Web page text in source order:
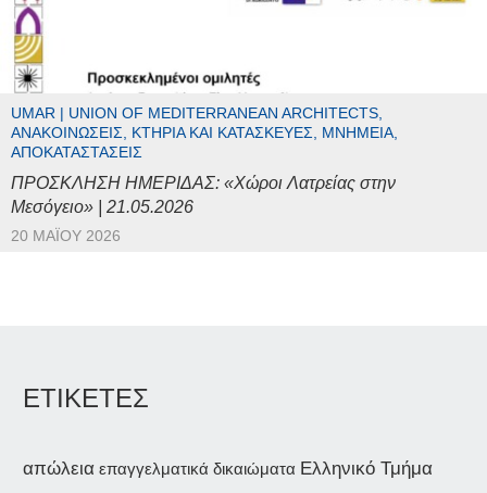
UMAR | UNION OF MEDITERRANEAN ARCHITECTS,
ΑΝΑΚΟΙΝΏΣΕΙΣ, ΚΤΉΡΙΑ ΚΑΙ ΚΑΤΑΣΚΕΥΈΣ, ΜΝΗΜΕΊΑ,
ΑΠΟΚΑΤΑΣΤΆΣΕΙΣ
ΠΡΟΣΚΛΗΣΗ ΗΜΕΡΙΔΑΣ: «Χώροι Λατρείας στην
Μεσόγειο» | 21.05.2026
20 ΜΑΪ́ΟΥ 2026
ΕΤΙΚΕΤΕΣ
απώλεια επαγγελματικά δικαιώματα Ελληνικό Τμήμα